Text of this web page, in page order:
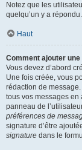
Notez que les
quelqu’un y a répondu.
Haut
Comment ajouter
Vous devez d’abord
Une fois créée, vous
rédaction de
tous vos messages en
panneau de
préférences de
signature d’être
signature dans le